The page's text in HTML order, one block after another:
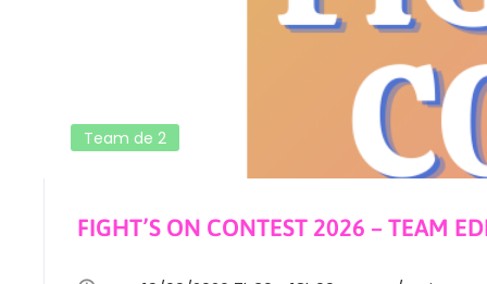
Team de 2
FIGHT’S ON CONTEST 2026 – TEAM